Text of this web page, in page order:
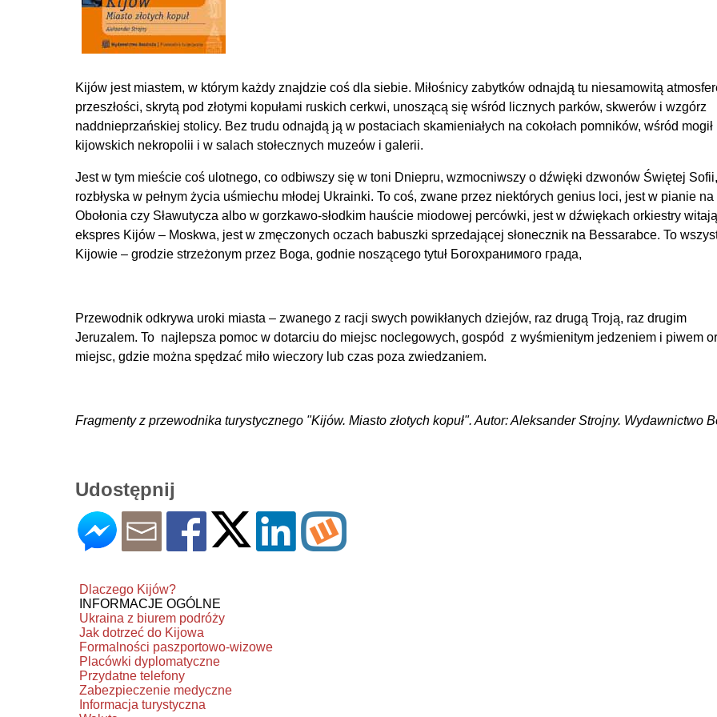
Kijów jest miastem, w którym każdy znajdzie coś dla siebie. Miłośnicy zabytków odnajdą tu niesamowitą
przeszłości, skrytą pod złotymi kopułami ruskich cerkwi, unoszącą się wśród licznych parków, skwerów i wzgórz
naddnieprzańskiej stolicy. Bez trudu odnajdą ją w postaciach skamieniałych na cokołach pomników, wśród mogił
kijowskich nekropolii i w salach stołecznych muzeów i galerii.
Jest w tym mieście coś ulotnego, co odbiwszy się w toni Dniepru, wzmocniwszy o dźwięki dzwonów Świętej Sofii,
rozbłyska w pełnym życia uśmiechu młodej Ukrainki. To coś, zwane przez niektórych genius loci, jest w pianie na
Obołonia czy Sławutycza albo w gorzkawo-słodkim hauście miodowej percówki, jest w dźwiękach orkiestry
ekspres Kijów – Moskwa, jest w zmęczonych oczach babuszki sprzedającej słonecznik na Bessarabce. To
Kijowie – grodzie strzeżonym przez Boga, godnie noszącego tytuł Богохранимого града,
Przewodnik odkrywa uroki miasta – zwanego z racji swych powikłanych dziejów, raz drugą Troją, raz drugim
Jeruzalem. To najlepsza pomoc w dotarciu do miejsc noclegowych, gospód z wyśmienitym jedzeniem i piwem
miejsc, gdzie można spędzać miło wieczory lub czas poza zwiedzaniem.
Fragmenty z przewodnika turystycznego "Kijów. Miasto złotych kopuł". Autor: Aleksander Strojny. Wydawnictwo
Udostępnij
Dlaczego Kijów?
INFORMACJE OGÓLNE
Ukraina z biurem podróży
Jak dotrzeć do Kijowa
Formalności paszportowo-wizowe
Placówki dyplomatyczne
Przydatne telefony
Zabezpieczenie medyczne
Informacja turystyczna